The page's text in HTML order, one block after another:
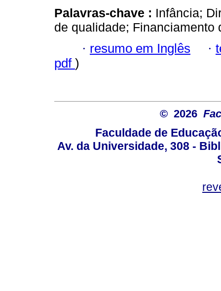
Palavras-chave : Infância;
de qualidade;
· resumo em Inglês ·
pdf )
© 2026
Faculdade de
Av. da Universidade, 308 -